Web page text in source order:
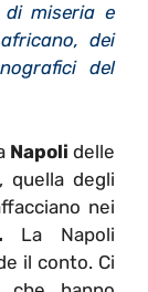
miseria e
dei
del
Napoli delle
quella degli
nei
La Napoli
il conto. Ci